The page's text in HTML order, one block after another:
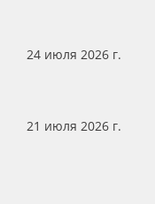
24 июля 2026 г.
21 июля 2026 г.